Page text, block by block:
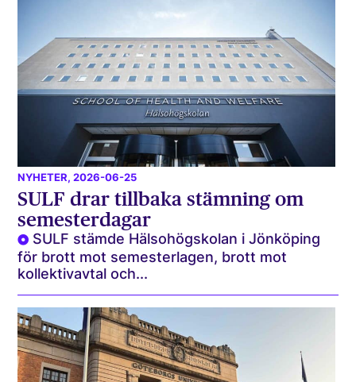
NYHETER, 2026-06-25
SULF drar tillbaka stämning om
semesterdagar
SULF stämde Hälsohögskolan i Jönköping
för brott mot semesterlagen, brott mot
kollektivavtal och...